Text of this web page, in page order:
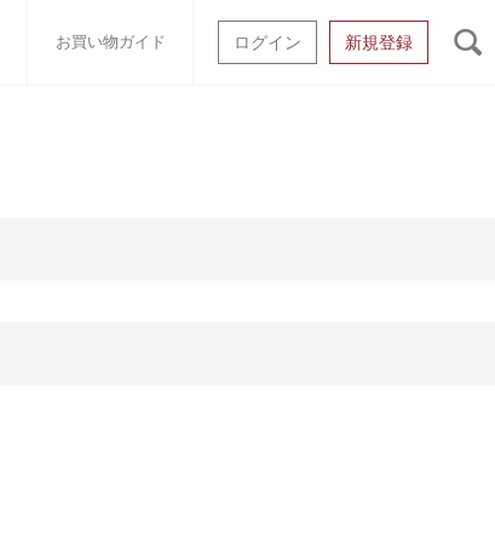
お買い物ガイド ログイン 新規登録